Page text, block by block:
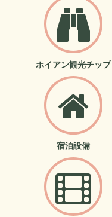
ホイアン観光チップ
宿泊設備